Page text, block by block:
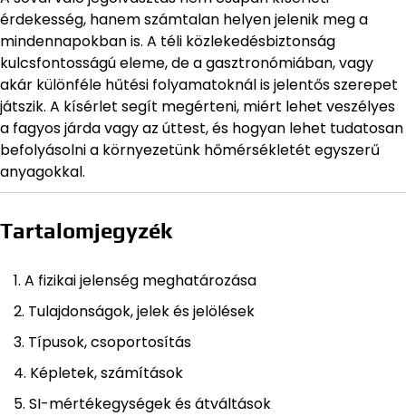
érdekesség, hanem számtalan helyen jelenik meg a
mindennapokban is. A téli közlekedésbiztonság
kulcsfontosságú eleme, de a gasztronómiában, vagy
akár különféle hűtési folyamatoknál is jelentős szerepet
játszik. A kísérlet segít megérteni, miért lehet veszélyes
a fagyos járda vagy az úttest, és hogyan lehet tudatosan
befolyásolni a környezetünk hőmérsékletét egyszerű
anyagokkal.
Tartalomjegyzék
A fizikai jelenség meghatározása
Tulajdonságok, jelek és jelölések
Típusok, csoportosítás
Képletek, számítások
SI-mértékegységek és átváltások